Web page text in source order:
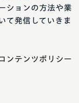
ションの方法や業
て発信していきま
ンテンツポリシー